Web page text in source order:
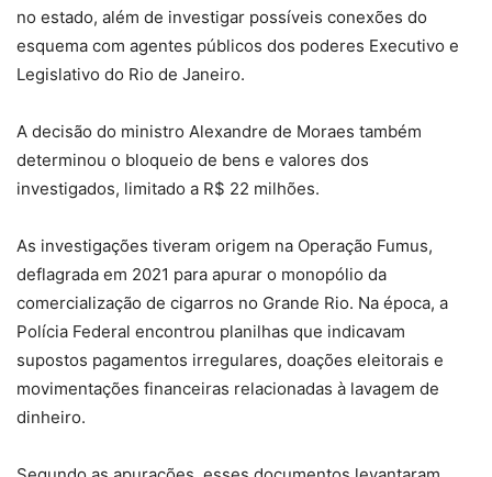
no estado, além de investigar possíveis conexões do
esquema com agentes públicos dos poderes Executivo e
Legislativo do Rio de Janeiro.
A decisão do ministro Alexandre de Moraes também
determinou o bloqueio de bens e valores dos
investigados, limitado a R$ 22 milhões.
As investigações tiveram origem na Operação Fumus,
deflagrada em 2021 para apurar o monopólio da
comercialização de cigarros no Grande Rio. Na época, a
Polícia Federal encontrou planilhas que indicavam
supostos pagamentos irregulares, doações eleitorais e
movimentações financeiras relacionadas à lavagem de
dinheiro.